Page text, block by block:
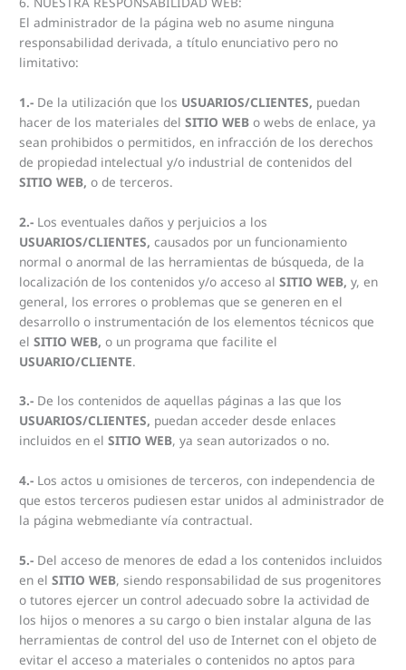
El administrador de la página web no asume ninguna
responsabilidad derivada, a título enunciativo pero no
limitativo:
1.- De la utilización que los USUARIOS/CLIENTES, puedan
hacer de los materiales delSITIO WEB o webs de enlace, ya
sean prohibidos o permitidos, en infracción de los derechos
de propiedad intelectual y/o industrial de contenidos del
SITIO WEB, o de terceros.
2.- Los eventuales daños y perjuicios a los
USUARIOS/CLIENTES, causados ​​por un funcionamiento
normal o anormal de las herramientas de búsqueda, de la
localización de los contenidos y/o acceso alSITIO WEB, y, en
general, los errores o problemas que se generen en el
desarrollo o instrumentación de los elementos técnicos que
elSITIO WEB, o un programa que facilite el
USUARIO/CLIENTE.
3.- De los contenidos de aquellas páginas a las que los
USUARIOS/CLIENTES, puedan acceder desde enlaces
incluidos en elSITIO WEB, ya sean autorizados o no.
4.- Los actos u omisiones de terceros, con independencia de
que estos terceros pudiesen estar unidos al administrador de
la página webmediante vía contractual.
5.- Del acceso de menores de edad a los contenidos incluidos
en elSITIO WEB, siendo responsabilidad de sus progenitores
o tutores ejercer un control adecuado sobre la actividad de
los hijos o menores a su cargo o bien instalar alguna de las
herramientas de control del uso de Internet con el objeto de
evitar el acceso a materiales o contenidos no aptos para